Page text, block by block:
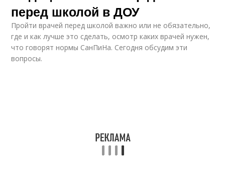
Медосмотр в детский
сад
Экспресс-медосмотр
к детскому саду
Карты в детский сад
перед школой в ДОУ
Пройти врачей перед школой важно или не обязательно,
где и как лучше это сделать, осмотр каких врачей нужен,
что говорят нормы СанПиНа. Сегодня обсудим эти
вопросы.